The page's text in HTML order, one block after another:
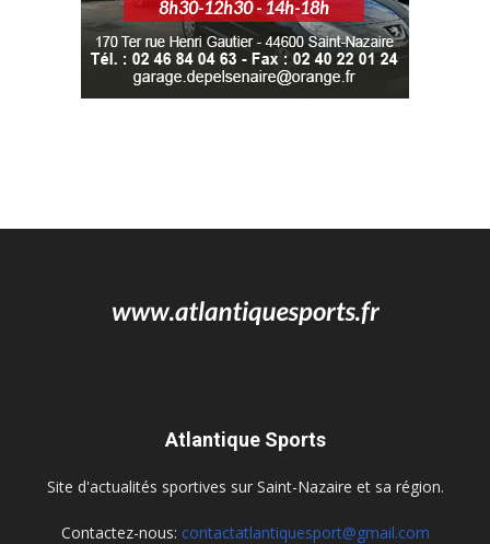
Atlantique Sports
Site d'actualités sportives sur Saint-Nazaire et sa région.
Contactez-nous: contactatlantiquesport@gmail.com